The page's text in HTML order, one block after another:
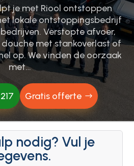
je met Riool ontstoppen
lokale ontstoppingsbedrijf
Verstopte afvoer,
met stankoverlast of
op. We vinden de oorzaak
met…
Gratis offerte
nodig? Vul je